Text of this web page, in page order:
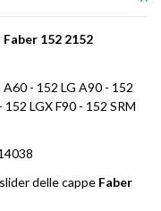
152 2152
A60 - 152 LG A90 - 152
LGX F90 - 152 SRM
delle cappe Faber